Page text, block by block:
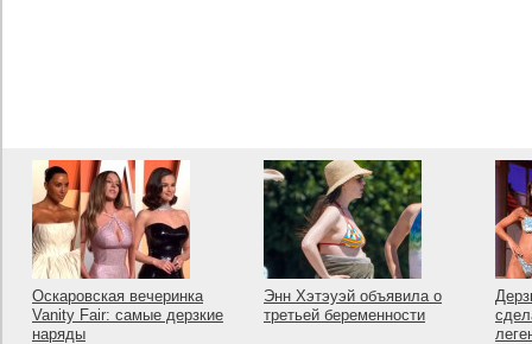
Оскаровская вечеринка
Vanity Fair: самые дерзкие
наряды
Энн Хэтэуэй объявила о
третьей беременности